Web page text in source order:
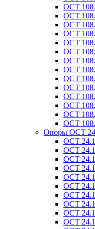
ОСТ
ОСТ
ОСТ
ОСТ
ОСТ
ОСТ
ОСТ
ОСТ
ОСТ
ОСТ
ОСТ
ОСТ
ОСТ
ОСТ
Опоры ОСТ
ОСТ
ОСТ
ОСТ
ОСТ
ОСТ
ОСТ
ОСТ
ОСТ
ОСТ
ОСТ